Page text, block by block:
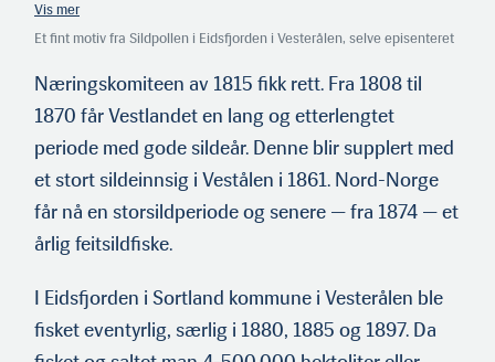
Et fint motiv fra Sildpollen i Eidsfjorden i Vesterålen, selve episenteret
meste ble det fisket og saltet over 50.000 tonn sild per sesong.
Næringskomiteen av 1815 fikk rett. Fra 1808 til
1870 får Vestlandet en lang og etterlengtet
periode med gode sildeår. Denne blir supplert med
et stort sildeinnsig i Vestålen i 1861. Nord-Norge
får nå en storsildperiode og senere — fra 1874 — et
årlig feitsildfiske.
I Eidsfjorden i Sortland kommune i Vesterålen ble
fisket eventyrlig, særlig i 1880, 1885 og 1897. Da